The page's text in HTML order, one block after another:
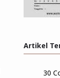
Artikel
30